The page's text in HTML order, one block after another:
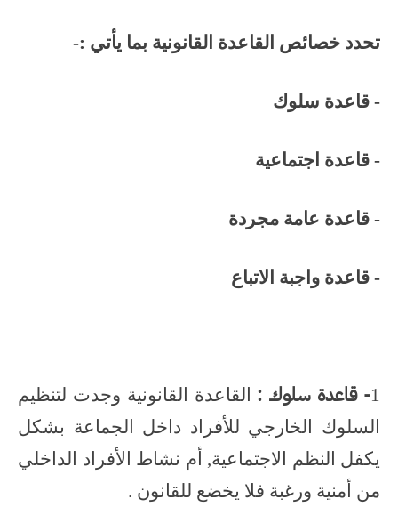
تحدد خصائص القاعدة القانونية بما يأتي :-
- قاعدة سلوك
- قاعدة اجتماعية
- قاعدة عامة مجردة
- قاعدة واجبة الاتباع
1- قاعدة سلوك : القاعدة القانونية وجدت لتنظيم
السلوك الخارجي للأفراد داخل الجماعة بشكل
يكفل النظم الاجتماعية, أم نشاط الأفراد الداخلي
من أمنية ورغبة فلا يخضع للقانون .